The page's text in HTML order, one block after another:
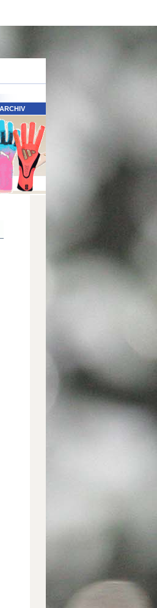
ARCHIV